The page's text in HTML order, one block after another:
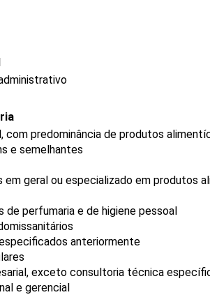
predominância de produtos
e semelhantes
geral ou especializado em produtos
perfumaria e de higiene pessoal
anteriormente
exceto consultoria técnica
e gerencial